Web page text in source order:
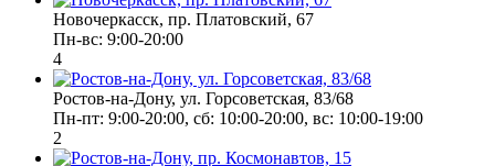
Новочеркасск, пр. Платовский, 67
Пн-вс: 9:00-20:00
4
Ростов-на-Дону, ул. Горсоветская, 83/68
Пн-пт: 9:00-20:00, сб: 10:00-20:00, вс: 10:00-19:00
2